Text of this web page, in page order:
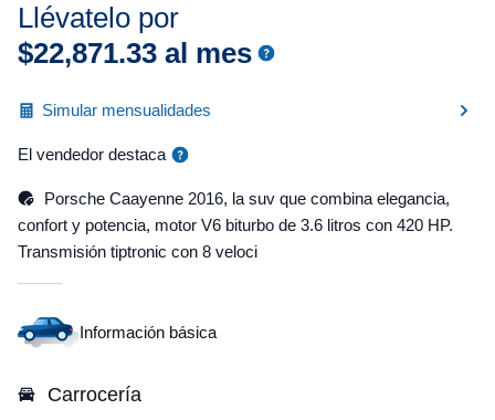
Llévatelo por
$22,871.33 al mes
Simular mensualidades
El vendedor destaca
Porsche Caayenne 2016, la suv que combina elegancia,
confort y potencia, motor V6 biturbo de 3.6 litros con 420 HP.
Transmisión tiptronic con 8 veloci
Información básica
Carrocería